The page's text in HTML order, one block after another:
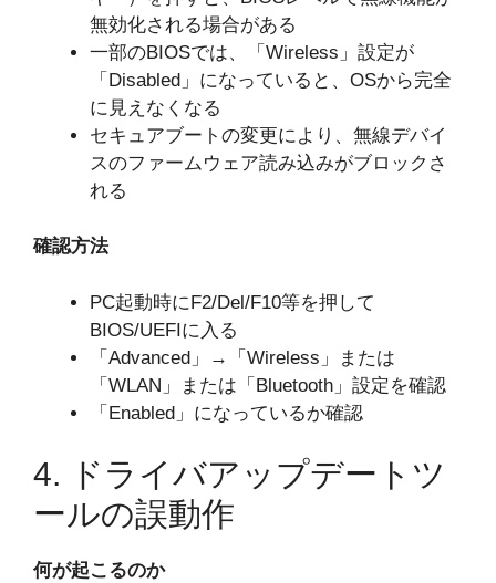
無効化される場合がある
一部のBIOSでは、「Wireless」設定が
「Disabled」になっていると、OSから完全
に見えなくなる
セキュアブートの変更により、無線デバイ
スのファームウェア読み込みがブロックさ
れる
確認方法
PC起動時にF2/Del/F10等を押して
BIOS/UEFIに入る
「Advanced」→「Wireless」または
「WLAN」または「Bluetooth」設定を確認
「Enabled」になっているか確認
4. ドライバアップデートツ
ールの誤動作
何が起こるのか